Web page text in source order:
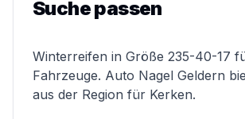
Suche passen
Winterreifen in Größe 235-40-17
Fahrzeuge. Auto Nagel Geldern
aus der Region für Kerken.